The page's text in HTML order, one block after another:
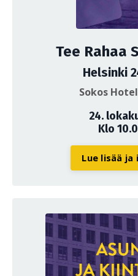
Tee Rahaa
Helsinki
Sokos
24.
Klo
Lue lisää